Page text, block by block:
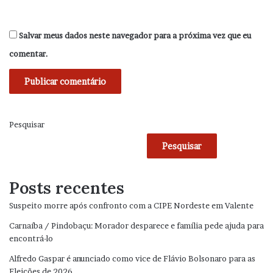
Salvar meus dados neste navegador para a próxima vez que eu
comentar.
Pesquisar
Pesquisar
Posts recentes
Suspeito morre após confronto com a CIPE Nordeste em Valente
Carnaíba / Pindobaçu: Morador desparece e família pede ajuda para
encontrá-lo
Alfredo Gaspar é anunciado como vice de Flávio Bolsonaro para as